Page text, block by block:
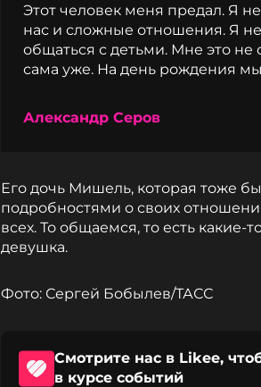
Этот человек меня предал. Я
нас и сложные отношения. Я
общаться с детьми. Мне это
сама уже. На день рождения
Александр Серов
Его дочь Мишель, которая тоже
подробностями о своих
всех. То общаемся, то есть какие-
девушка.
Фото: Сергей Бобылев/ТАСС
Смотрите нас в Likee,
в курсе событий